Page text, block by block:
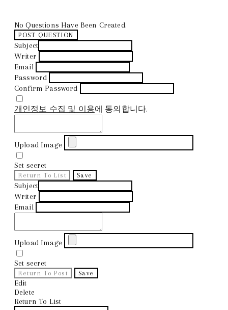
No Questions Have Been Created.
POST QUESTION
Subject
Writer
Email
Password
Confirm Password
개인정보 수집 및 이용에 동의합니다.
Upload Image
Set secret
Return To List Save
Subject
Writer
Email
Upload Image
Set secret
Return To Post Save
Edit
Delete
Return To List